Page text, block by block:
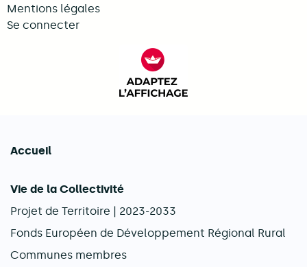
Mentions légales
Se connecter
FACIL'iti : Adaptez
Accueil
Vie de la Collectivité
Projet de Territoire | 2023-2033
Fonds Européen de Développement Régional Rural
Communes membres